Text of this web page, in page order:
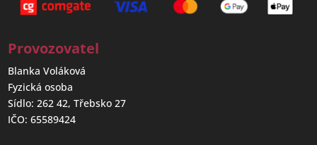
Provozovatel
Blanka Voláková
Fyzická osoba
Sídlo: 262 42, Třebsko 27
IČO: 65589424